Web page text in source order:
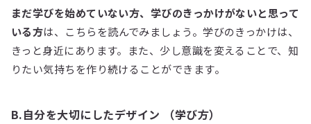
まだ学びを始めていない方、学びのきっかけがないと思って
いる方は、こちらを読んでみましょう。学びのきっかけは、
きっと身近にあります。また、少し意識を変えることで、知
りたい気持ちを作り続けることができます。
B.自分を大切にしたデザイン （学び方）